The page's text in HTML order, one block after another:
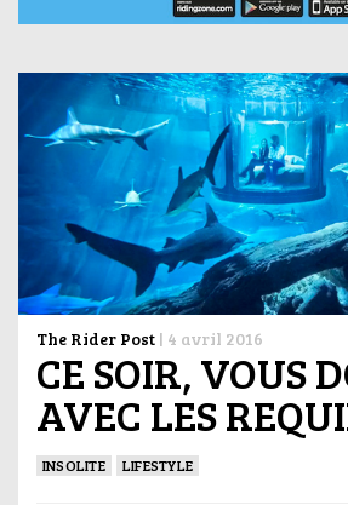
The Rider Post | 4 avril 2016
CE SOIR, VOUS
AVEC LES
INSOLITE LIFESTYLE